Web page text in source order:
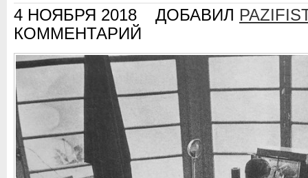
4 НОЯБРЯ 2018 ДОБАВИЛ
КОММЕНТАРИЙ